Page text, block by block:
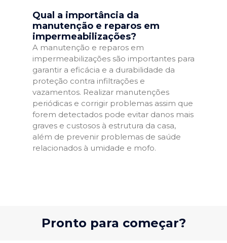
Qual a importância da
manutenção e reparos em
impermeabilizações?
A manutenção e reparos em
impermeabilizações são importantes para
garantir a eficácia e a durabilidade da
proteção contra infiltrações e
vazamentos. Realizar manutenções
periódicas e corrigir problemas assim que
forem detectados pode evitar danos mais
graves e custosos à estrutura da casa,
além de prevenir problemas de saúde
relacionados à umidade e mofo.
Pronto para começar?